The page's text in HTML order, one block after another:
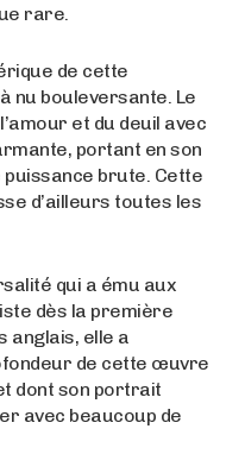
rare.
de cette
nu bouleversante. Le
et du deuil avec
portant en son
brute. Cette
d’ailleurs toutes les
qui a ému aux
dès la première
anglais, elle a
de cette œuvre
dont son portrait
avec beaucoup de